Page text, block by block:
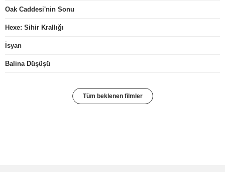
Oak Caddesi'nin Sonu
Hexe: Sihir Krallığı
İsyan
Balina Düşüşü
Tüm beklenen filmler